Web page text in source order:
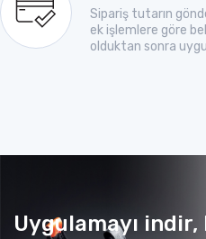
Sipariş tutarın
ek işlemlere göre
olduktan sonra
Uygulamayı indir,